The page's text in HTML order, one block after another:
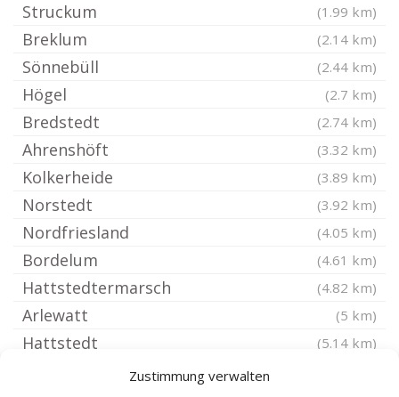
Zustimmung verwalten
Struckum (1.99 km)
Breklum (2.14 km)
Sönnebüll (2.44 km)
Högel (2.7 km)
Bredstedt (2.74 km)
Ahrenshöft (3.32 km)
Kolkerheide (3.89 km)
Norstedt (3.92 km)
Nordfriesland (4.05 km)
Bordelum (4.61 km)
Hattstedtermarsch (4.82 km)
Arlewatt (5 km)
Hattstedt (5.14 km)